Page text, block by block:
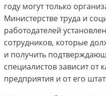
году могут только
Министерстве труда и
работодателей
сотрудников, которые
и получить
специалистов зависит от
предприятия и от его